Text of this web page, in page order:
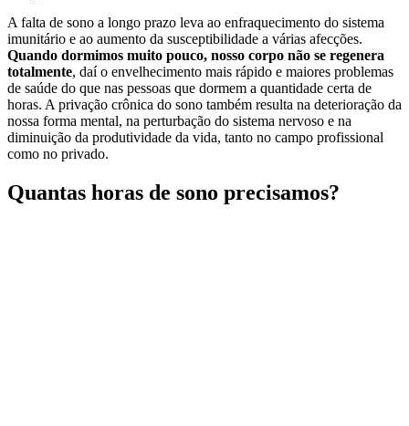
A falta de sono a longo prazo leva ao enfraquecimento do sistema
imunitário e ao aumento da susceptibilidade a várias afecções.
Quando dormimos muito pouco, nosso corpo não se regenera
totalmente, daí o envelhecimento mais rápido e maiores problemas
de saúde do que nas pessoas que dormem a quantidade certa de
horas. A privação crônica do sono também resulta na deterioração da
nossa forma mental, na perturbação do sistema nervoso e na
diminuição da produtividade da vida, tanto no campo profissional
como no privado.
Quantas horas de sono precisamos?